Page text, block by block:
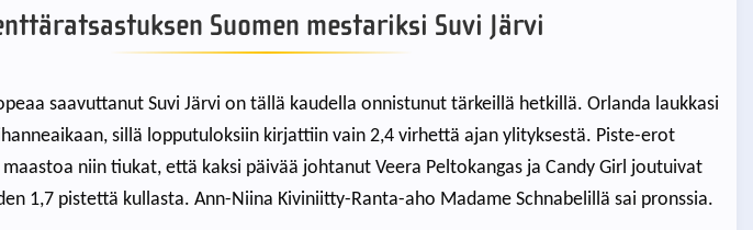
Suomen mestariksi Suvi Järvi
saavuttanut Suvi Järvi on tällä kaudella onnistunut tärkeillä hetkillä. Orlanda laukkasi
sillä lopputuloksiin kirjattiin vain 2,4 virhettä ajan ylityksestä. Piste-erot
niin tiukat, että kaksi päivää johtanut Veera Peltokangas ja Candy Girl joutuivat
1,7 pistettä kullasta. Ann-Niina Kiviniitty-Ranta-aho Madame Schnabelillä sai pronssia.